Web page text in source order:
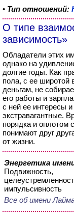
• Тип отношений:
О типе
зависимость»
Обладатели этих
однако на
долгие годы. Как
пола, с ее широтой
деньгам, не
его работы и
с ней ее интересы
экстравагантные.
порядка и оплотом
понимают друг
от жизни.
Энергетика
Подвижность,
импульсивность
Все об имени